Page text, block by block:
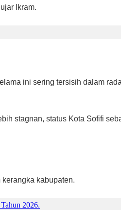
Ikram.
ini sering tersisih dalam
stagnan, status Kota Sofifi
kabupaten.
2026.